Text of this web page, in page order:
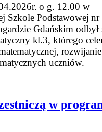
o g. 12.00 w
Szkole Podstawowej nr
Gdańskim odbył
kl.3, którego
rozwijanie
uczniów.
w